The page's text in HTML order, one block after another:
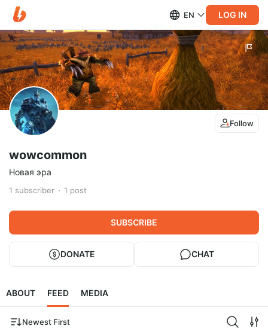
EN LOG IN
Follow
wowcommon
Новая эра
1 subscriber 1 post
SUBSCRIBE
DONATE CHAT
ABOUT FEED MEDIA
Newest First